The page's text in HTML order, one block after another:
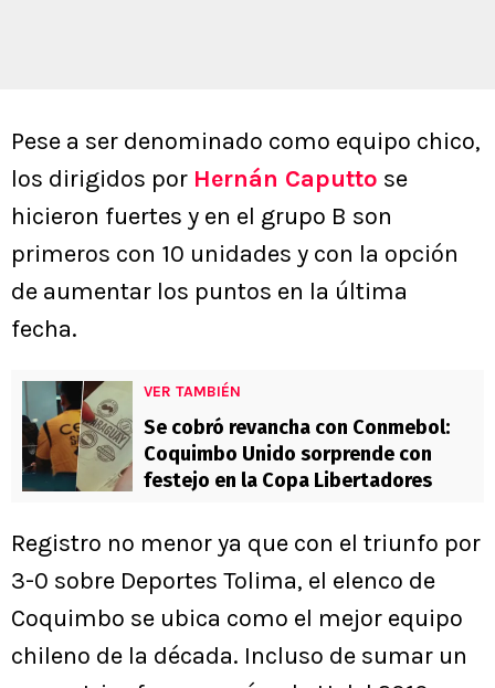
Pese a ser denominado como equipo chico,
los dirigidos por Hernán Caputto se
hicieron fuertes y en el grupo B son
primeros con 10 unidades y con la opción
de aumentar los puntos en la última
fecha.
VER TAMBIÉN
Se cobró revancha con Conmebol:
Coquimbo Unido sorprende con
festejo en la Copa Libertadores
Registro no menor ya que con el triunfo por
3-0 sobre Deportes Tolima, el elenco de
Coquimbo se ubica como el mejor equipo
chileno de la década. Incluso de sumar un